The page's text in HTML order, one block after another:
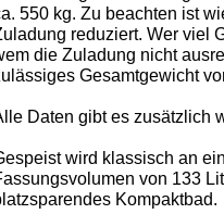
550 kg. Zu beachten ist
reduziert. Wer viel
die Zuladung nicht
Gesamtgewicht
Daten gibt es zusätzlich
wird klassisch an
von 133
Kompaktbad.